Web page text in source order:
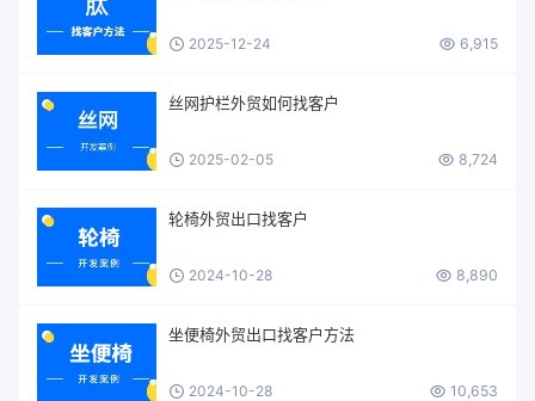
2025-12-24 6,915
丝网护栏外贸如何找客户
2025-02-05 8,724
轮椅外贸出口找客户
2024-10-28 8,890
坐便椅外贸出口找客户方法
2024-10-28 10,653